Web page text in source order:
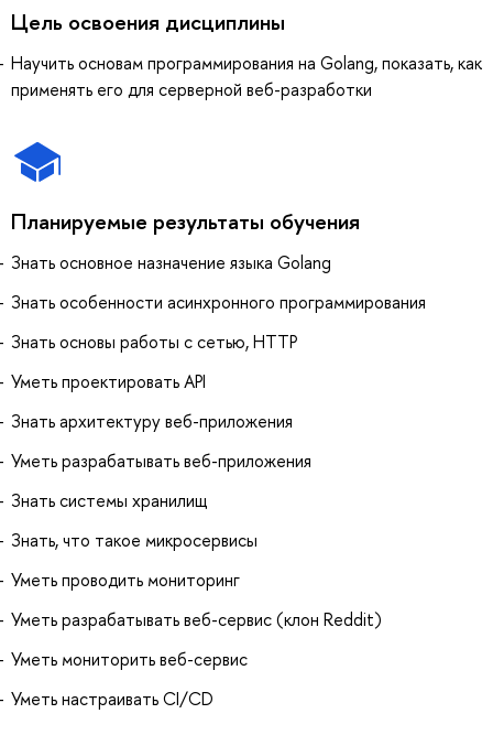
Цель освоения дисциплины
Научить основам программирования на Golang, показать, как
применять его для серверной веб-разработки
Планируемые результаты обучения
Знать основное назначение языка Golang
Знать особенности асинхронного программирования
Знать основы работы с сетью, HTTP
Уметь проектировать API
Знать архитектуру веб-приложения
Уметь разрабатывать веб-приложения
Знать системы хранилищ
Знать, что такое микросервисы
Уметь проводить мониторинг
Уметь разрабатывать веб-сервис (клон Reddit)
Уметь мониторить веб-сервис
Уметь настраивать CI/CD